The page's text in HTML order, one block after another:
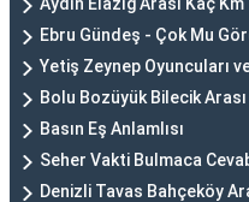
Ebru Gündeş - Çok Mu
Yetiş Zeynep Oyuncuları
Bolu Bozüyük Bilecik
Basın Eş Anlamlısı
Seher Vakti Bulmaca
Denizli Tavas Bahçeköy